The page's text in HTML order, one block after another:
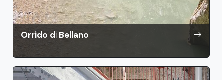
Orrido di Bellano